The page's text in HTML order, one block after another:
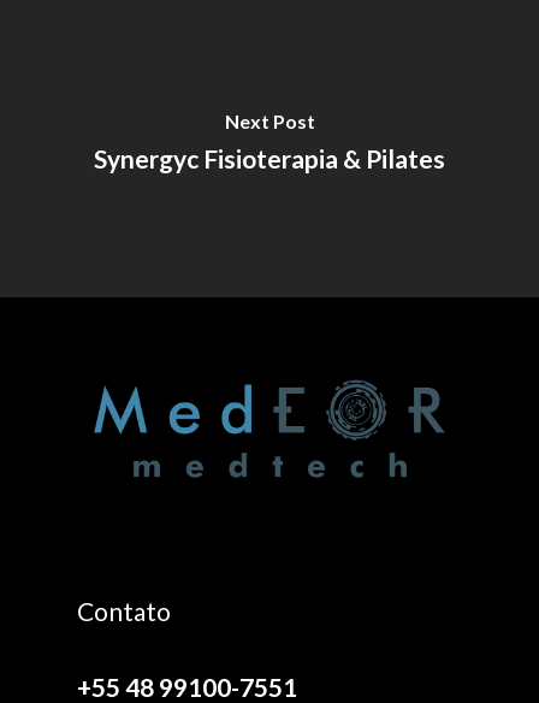
Next Post
Synergyc Fisioterapia & Pilates
Contato
+55 48 99100-7551